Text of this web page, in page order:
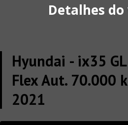
Detalhes
Hyundai - ix35
Flex Aut. 70.000
2021